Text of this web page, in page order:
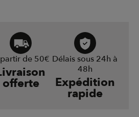
de 50€
offerte
Délais sous 24h à
48h
Expédition
rapide